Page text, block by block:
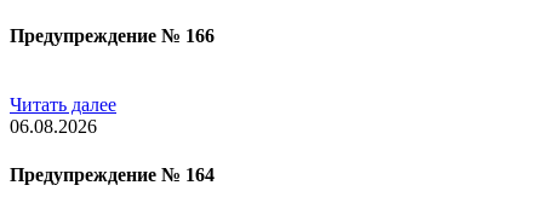
Предупреждение № 166
Читать далее
06.08.2026
Предупреждение № 164